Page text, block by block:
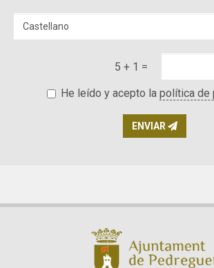
5 + 1 =
He leído y acepto la política de
ENVIAR